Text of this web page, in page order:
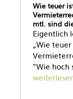
Wie teuer
mtl. sind
Eigentlich
„Wie
"Wie hoch